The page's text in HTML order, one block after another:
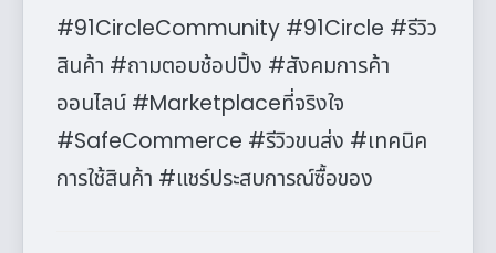
#91CircleCommunity #91Circle #รีวิว
สินค้า #ถามตอบช้อปปิ้ง #สังคมการค้า
ออนไลน์ #Marketplaceที่จริงใจ
#SafeCommerce #รีวิวขนส่ง #เทคนิค
การใช้สินค้า #แชร์ประสบการณ์ซื้อของ